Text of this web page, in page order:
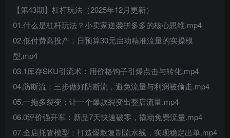
【第43期】杠杆玩法（2025年12月更新）
01.什么是杠杆玩法？小卖家逆袭拼多多的核心思维.mp4
02.低付费高投产：日预算30元启动精准流量的实操模
型.mp4
03.1库存SKU引流术：用价格钩子引爆点击与转化.mp4
04.防断流：三步做好防断流，避免流量与利润被偷走.mp4
05.一拖多裂变：让一个爆款裂变出整店流量.mp4
06.0评价强开车：新品7天快速破零，撬动免费流量.mp4
07.全店托管模型：打造爆款复制流水线，实现稳定出单.mp4